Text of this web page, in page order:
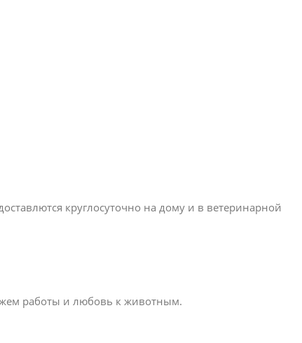
круглосуточно на дому и в ветеринарной
работы и любовь к животным.